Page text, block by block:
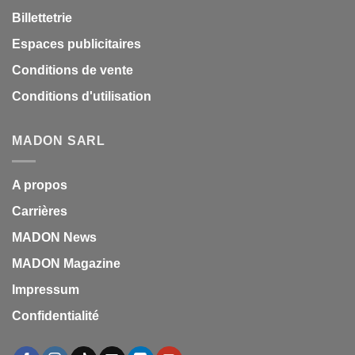
Billettetrie
Espaces publicitaires
Conditions de vente
Conditions d'utilisation
MADON SARL
A propos
Carrières
MADON News
MADON Magazine
Impressum
Confidentialité